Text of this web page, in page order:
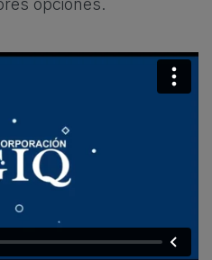
opciones.